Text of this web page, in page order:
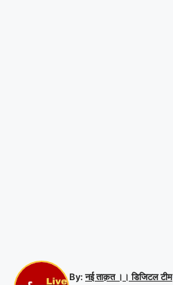
By:नई ताक़त ।। डिजिटल टीम